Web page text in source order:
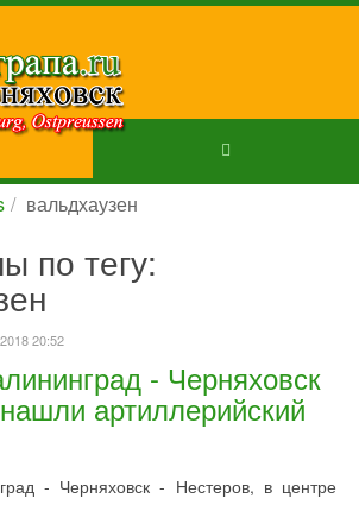
вальдхаузен
по тегу:
20:52
- Черняховск
артиллерийский
- Черняховск - Нестеров, в центре